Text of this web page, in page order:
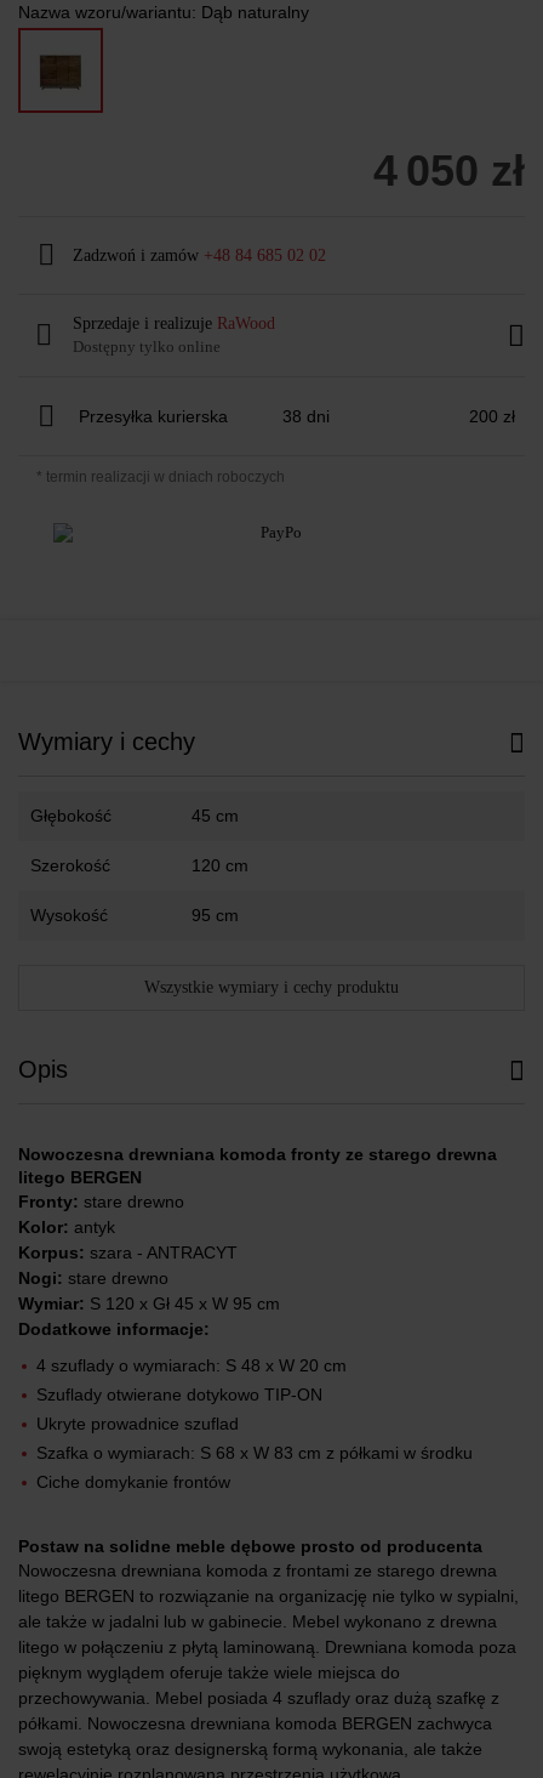
Nazwa wzoru/wariantu: Dąb naturalny
4 050 zł
Zadzwoń i zamów +48 84 685 02 02
Sprzedaje i realizuje RaWood
Dostępny tylko online
Przesyłka kurierska 38 dni 200 zł
* termin realizacji w dniach roboczych
Wymiary i cechy
Głębokość 45 cm
Szerokość 120 cm
Wysokość 95 cm
Wszystkie wymiary i cechy produktu
Opis
Nowoczesna drewniana komoda fronty ze starego drewna
litego BERGEN
Fronty: stare drewno
Kolor: antyk
Korpus: szara - ANTRACYT
Nogi: stare drewno
Wymiar: S 120 x Gł 45 x W 95 cm
Dodatkowe informacje:
4 szuflady o wymiarach: S 48 x W 20 cm
Szuflady otwierane dotykowo TIP-ON
Ukryte prowadnice szuflad
Szafka o wymiarach: S 68 x W 83 cm z półkami w środku
Ciche domykanie frontów
Postaw na solidne meble dębowe prosto od producenta
Nowoczesna drewniana komoda z frontami ze starego drewna
litego BERGEN to rozwiązanie na organizację nie tylko w sypialni,
ale także w jadalni lub w gabinecie. Mebel wykonano z drewna
litego w połączeniu z płytą laminowaną. Drewniana komoda poza
pięknym wyglądem oferuje także wiele miejsca do
przechowywania. Mebel posiada 4 szuflady oraz dużą szafkę z
półkami. Nowoczesna drewniana komoda BERGEN zachwyca
swoją estetyką oraz designerską formą wykonania, ale także